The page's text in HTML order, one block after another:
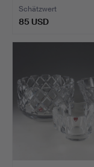
Schätzwert
85 USD